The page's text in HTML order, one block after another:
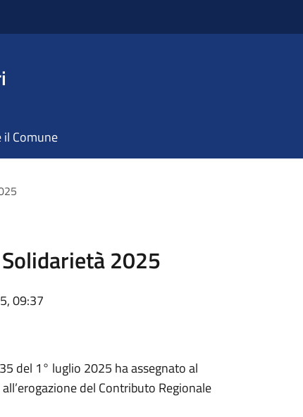
il Comune
2025
09:37
del 1° luglio 2025 ha assegnato al
del Contributo Regionale